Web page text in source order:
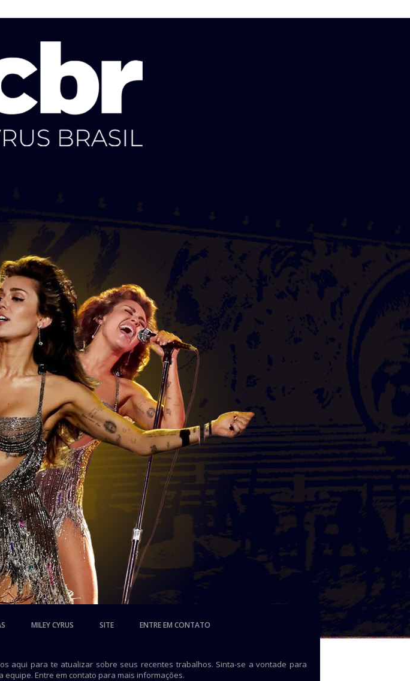
MILEY CYRUS SITE ENTRE EM CONTATO
aqui para te atualizar sobre seus recentes trabalhos. Sinta-se a vontade para
Entre em contato para mais informações.